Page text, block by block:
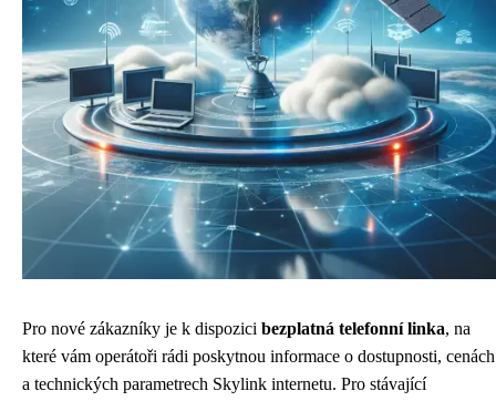
Pro nové zákazníky je k dispozici bezplatná telefonní linka, na
které vám operátoři rádi poskytnou informace o dostupnosti, cenách
a technických parametrech Skylink internetu. Pro stávající